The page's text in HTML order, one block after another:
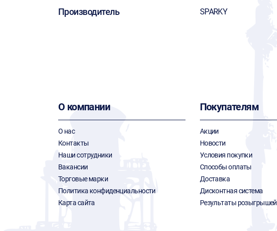
Производитель SPARKY
О компании
О нас
Контакты
Наши сотрудники
Вакансии
Торговые марки
Политика конфиденциальности
Карта сайта
Покупателям
Акции
Новости
Условия покупки
Способы оплаты
Доставка
Дисконтная система
Результаты розыгрышей